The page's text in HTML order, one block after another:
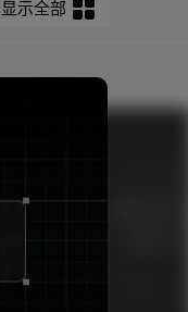
显示全部